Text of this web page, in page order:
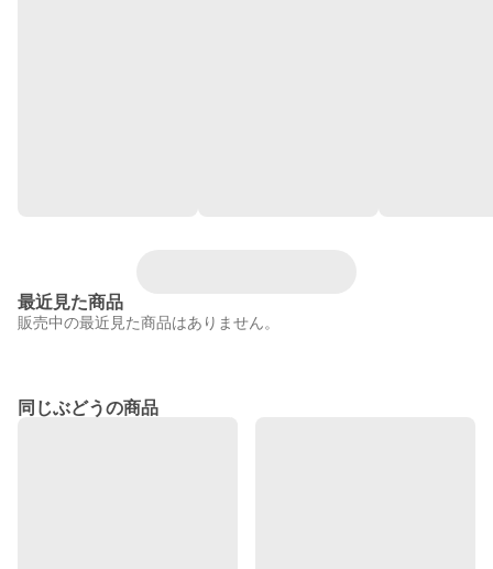
最近見た商品
販売中の最近見た商品はありません。
同じぶどうの商品